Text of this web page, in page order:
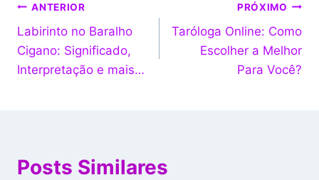
ANTERIOR
Labirinto no Baralho
Cigano: Significado,
Interpretação e mais…
PRÓXIMO
Taróloga Online: Como
Escolher a Melhor
Para Você?
Posts Similares